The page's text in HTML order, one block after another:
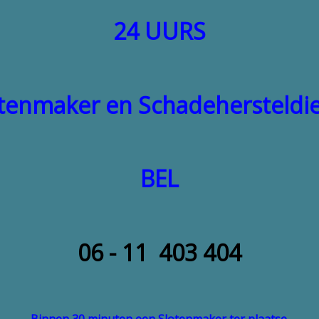
24 UURS
en
BEL
06 - 11 403 404